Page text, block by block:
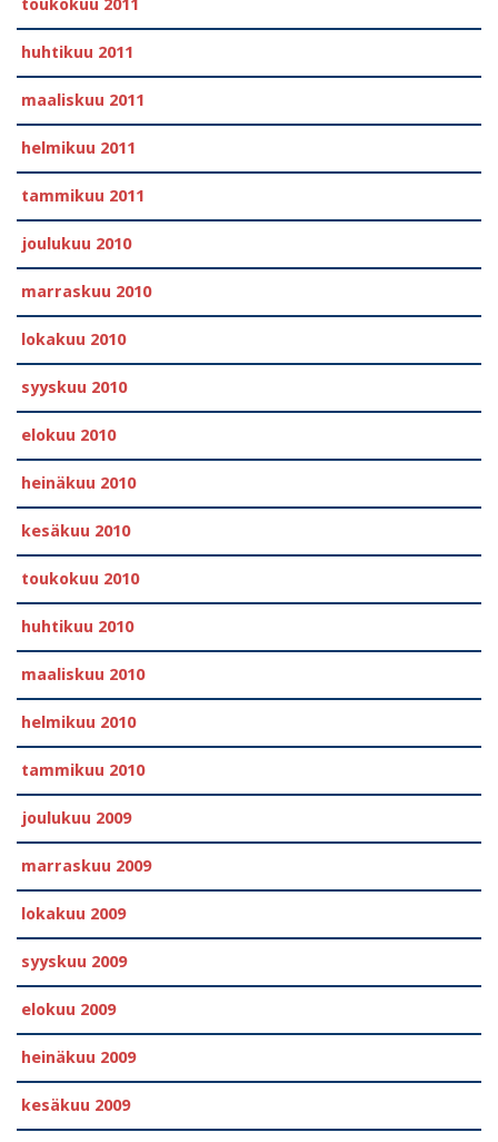
toukokuu 2011
huhtikuu 2011
maaliskuu 2011
helmikuu 2011
tammikuu 2011
joulukuu 2010
marraskuu 2010
lokakuu 2010
syyskuu 2010
elokuu 2010
heinäkuu 2010
kesäkuu 2010
toukokuu 2010
huhtikuu 2010
maaliskuu 2010
helmikuu 2010
tammikuu 2010
joulukuu 2009
marraskuu 2009
lokakuu 2009
syyskuu 2009
elokuu 2009
heinäkuu 2009
kesäkuu 2009